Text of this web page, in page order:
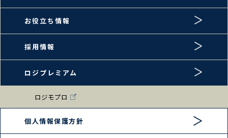
お役立ち情報
採用情報
ロジプレミアム
ロジモプロ
個人情報保護方針